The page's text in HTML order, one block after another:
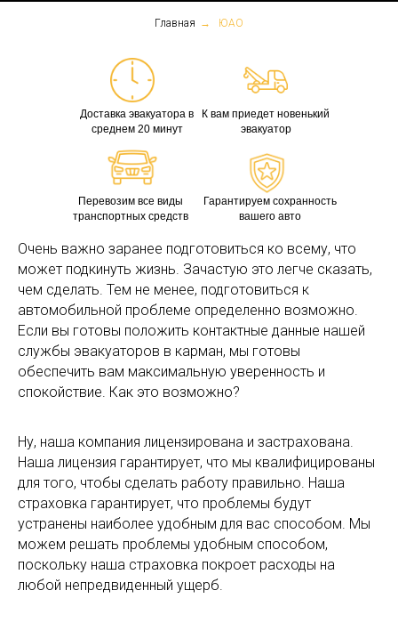
Главная → ЮАО
Доставка эвакуатора в
среднем 20 минут
Гарантируем сохранность
вашего авто
К вам приедет новенький
эвакуатор
Перевозим все виды
транспортных средств
Очень важно заранее подготовиться ко всему, что
может подкинуть жизнь. Зачастую это легче сказать,
чем сделать. Тем не менее, подготовиться к
автомобильной проблеме определенно возможно.
Если вы готовы положить контактные данные нашей
службы эвакуаторов в карман, мы готовы
обеспечить вам максимальную уверенность и
спокойствие. Как это возможно?
Ну, наша компания лицензирована и застрахована.
Наша лицензия гарантирует, что мы квалифицированы
для того, чтобы сделать работу правильно. Наша
страховка гарантирует, что проблемы будут
устранены наиболее удобным для вас способом. Мы
можем решать проблемы удобным способом,
поскольку наша страховка покроет расходы на
любой непредвиденный ущерб.